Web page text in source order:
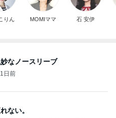
りん MOMIママ 石 安伊
なノースリーブ
1日前
ない。